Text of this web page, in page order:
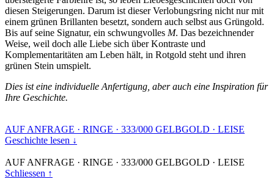
diesen Steigerungen. Darum ist dieser Verlobungsring nicht nur mit
einem grünen Brillanten besetzt, sondern auch selbst aus Grüngold.
Bis auf seine Signatur, ein schwungvolles M. Das bezeichnender
Weise, weil doch alle Liebe sich über Kontraste und
Komplementaritäten am Leben hält, in Rotgold steht und ihren
grünen Stein umspielt.
Dies ist eine individuelle Anfertigung, aber auch eine Inspiration für
Ihre Geschichte.
AUF ANFRAGE · RINGE · 333/000 GELBGOLD · LEISE
Geschichte lesen ↓
AUF ANFRAGE · RINGE · 333/000 GELBGOLD · LEISE
Schliessen ↑